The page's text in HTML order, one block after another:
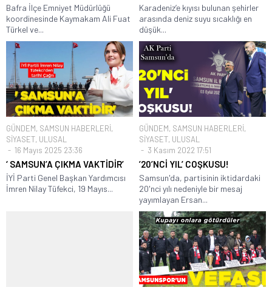
Bafra İlçe Emniyet Müdürlüğü
koordinesinde Kaymakam Ali Fuat
Türkel ve...
Karadeniz’e kıyısı bulunan şehirler
arasında deniz suyu sıcaklığı en
düşük...
GÜNDEM, SAMSUN HABERLERİ,
SİYASET, ULUSAL
16 Mayıs 2025 23:36
‘ SAMSUN’A ÇIKMA VAKTİDİR’
İYİ Parti Genel Başkan Yardımcısı
İmren Nilay Tüfekci, 19 Mayıs...
GÜNDEM, SAMSUN HABERLERİ,
SİYASET, ULUSAL
3 Kasım 2022 17:51
’20’NCİ YIL’ COŞKUSU!
Samsun'da, partisinin iktidardaki
20'nci yılı nedeniyle bir mesaj
yayımlayan Ersan...